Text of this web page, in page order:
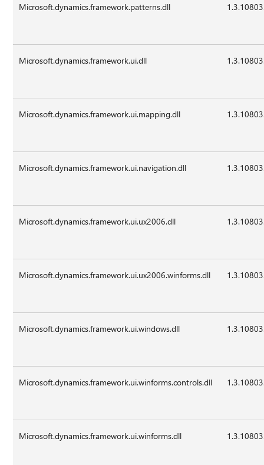
Microsoft.dynamics.framework.patterns.dll
Microsoft.dynamics.framework.ui.dll
Microsoft.dynamics.framework.ui.mapping.dll
Microsoft.dynamics.framework.ui.navigation.dll
Microsoft.dynamics.framework.ui.ux2006.dll
Microsoft.dynamics.framework.ui.ux2006.winforms.dll
Microsoft.dynamics.framework.ui.windows.dll
Microsoft.dynamics.framework.ui.winforms.controls.dll
Microsoft.dynamics.framework.ui.winforms.dll